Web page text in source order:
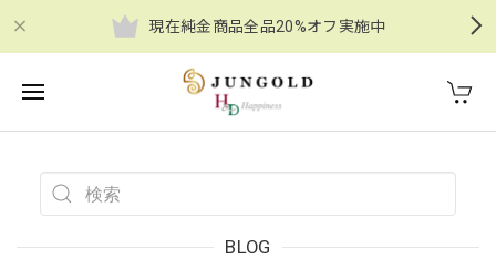
現在純金商品全品20%オフ実施中
BLOG